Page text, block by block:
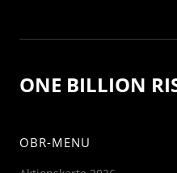
ONE BILLION
OBR-MENU